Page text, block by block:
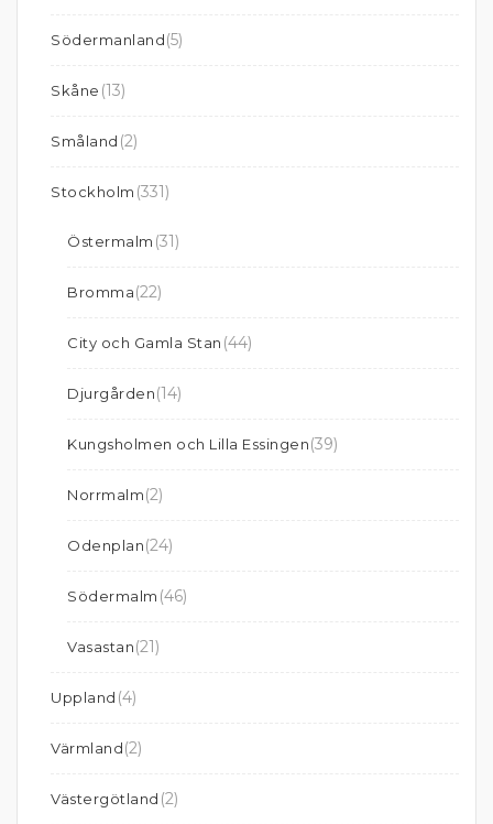
Södermanland(5)
Skåne (13)
Småland (2)
Stockholm (331)
Östermalm (31)
Bromma(22)
City och Gamla Stan (44)
Djurgården(14)
Kungsholmen och Lilla Essingen(39)
Norrmalm(2)
Odenplan(24)
Södermalm (46)
Vasastan(21)
Uppland (4)
Värmland(2)
Västergötland (2)